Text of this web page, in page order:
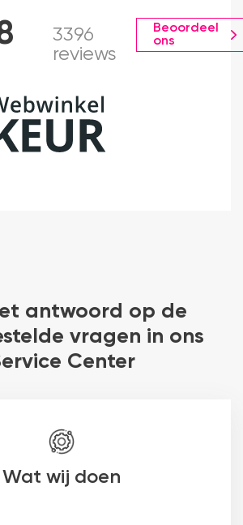
3396
reviews
Beoordeel
ons
antwoord op de
vragen in ons
Center
Wat wij doen